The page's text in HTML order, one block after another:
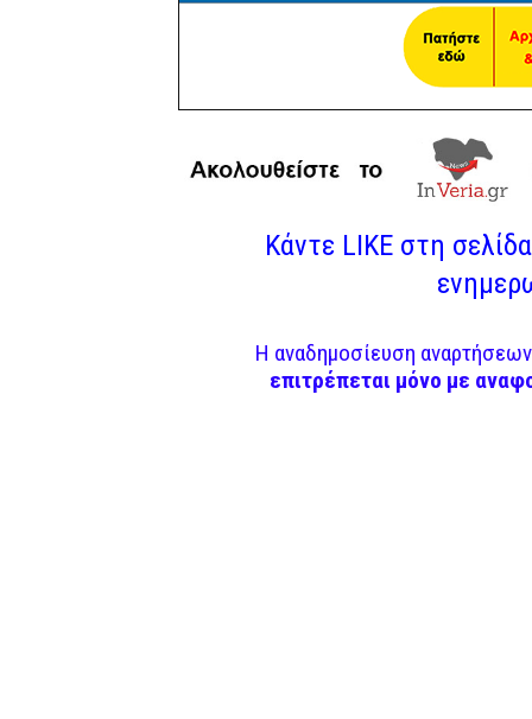
Κάντε LIKE στη
Η αναδημοσίευση
επιτρέπεται μόνο με